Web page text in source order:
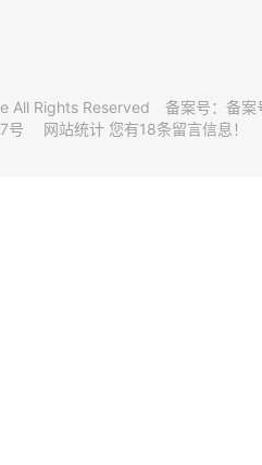
All Rights Reserved 备案号： 备案
号
网站统计 您有18条留言信息！